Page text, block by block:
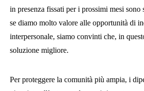
in presenza fissati per i prossimi mesi
se diamo molto valore alle opportunità di
interpersonale, siamo convinti che, in
soluzione migliore.
Per proteggere la comunità più ampia, i